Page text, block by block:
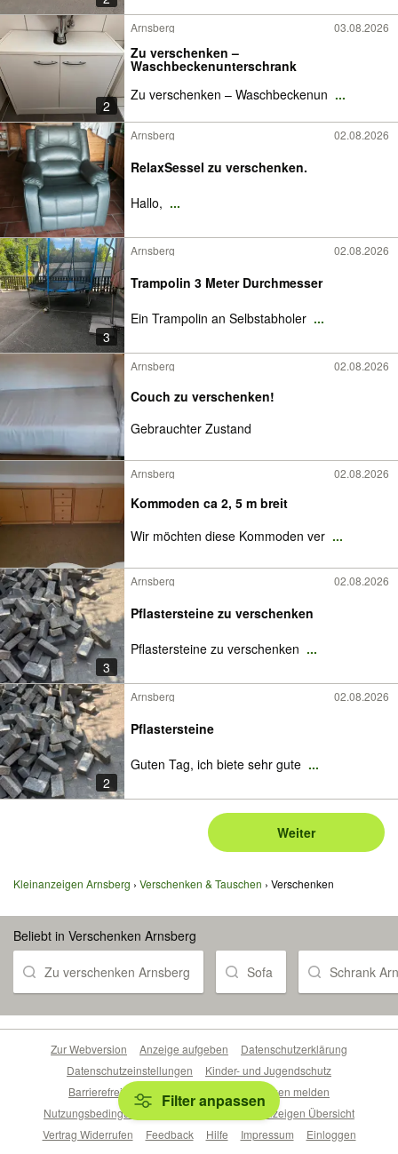
2
Arnsberg 03.08.2026
Zu verschenken –
Waschbeckenunterschrank
Zu verschenken – Waschbeckenun ...
Arnsberg 02.08.2026
RelaxSessel zu verschenken.
Hallo, ...
3
Arnsberg 02.08.2026
Trampolin 3 Meter Durchmesser
Ein Trampolin an Selbstabholer ...
Arnsberg 02.08.2026
Couch zu verschenken!
Gebrauchter Zustand
Arnsberg 02.08.2026
Kommoden ca 2, 5 m breit
Wir möchten diese Kommoden ver ...
3
Arnsberg 02.08.2026
Pflastersteine zu verschenken
Pflastersteine zu verschenken ...
2
Arnsberg 02.08.2026
Pflastersteine
Guten Tag, ich biete sehr gute ...
Weiter
Kleinanzeigen Arnsberg Verschenken & Tauschen Verschenken
Beliebt in Verschenken Arnsberg
Zu verschenken Arnsberg Sofa Schrank
Filter anpassen
Zur Webversion Anzeige aufgeben
Datenschutzerklärung
Datenschutzeinstellungen
Kinder- und Jugendschutz
Barrierefreiheitserklärung
Sicherheitslücken melden
Nutzungsbedingungen
Beliebte Suchen
Anzeigen Übersicht
Vertrag Widerrufen
Feedback Hilfe Impressum Einloggen